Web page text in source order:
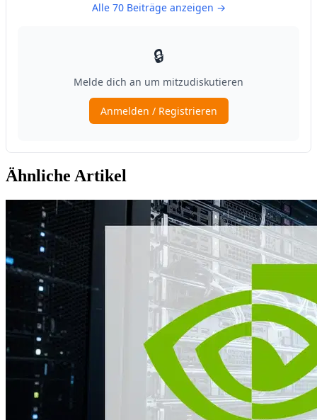
Ähnliche Artikel